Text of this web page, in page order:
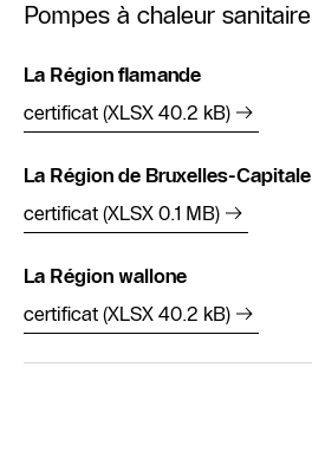
Pompes à chaleur sanitaire
La Région flamande
certificat (XLSX 40.2 kB)
La Région de Bruxelles-Capitale
certificat (XLSX 0.1 MB)
La Région wallone
certificat (XLSX 40.2 kB)